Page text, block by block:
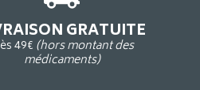
GRATUITE
49€(hors montant des
médicaments)